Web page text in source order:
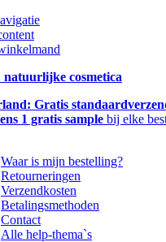
natuurlijke cosmetica
Gratis
1 gratis sample bij elke
Waar is mijn bestelling?
Retourneringen
Verzendkosten
Betalingsmethoden
Contact
Alle help-thema`s